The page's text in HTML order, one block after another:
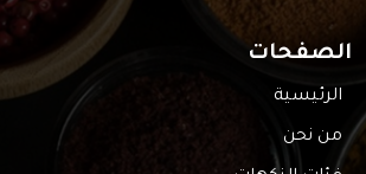
الصفحات
الرئيسية
من نحن